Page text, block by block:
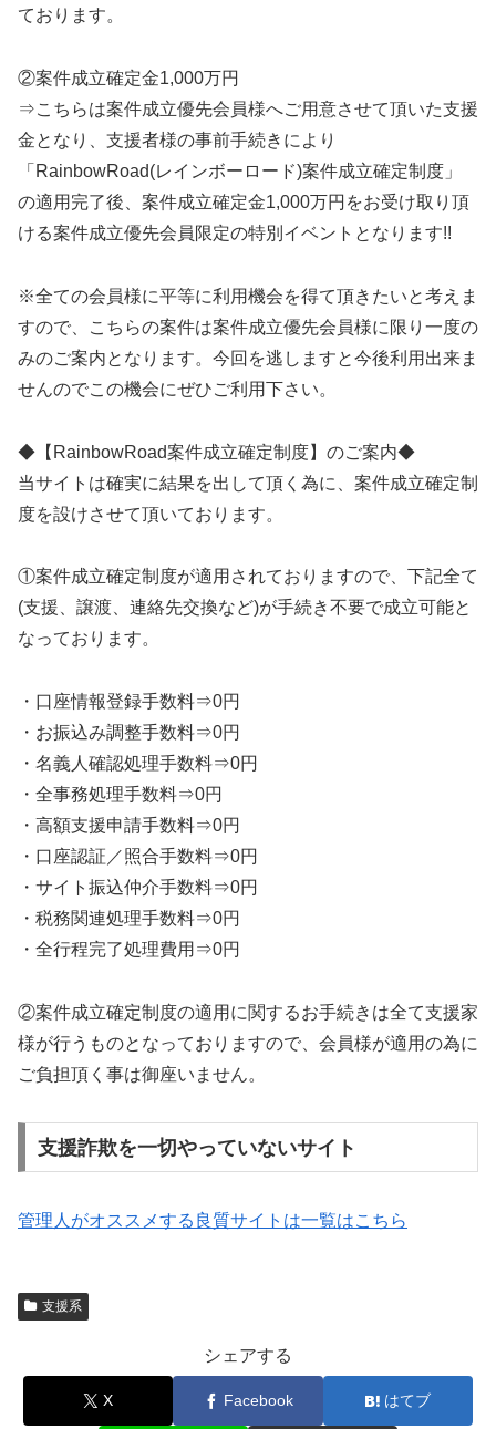
ております。
②案件成立確定金1,000万円
⇒こちらは案件成立優先会員様へご用意させて頂いた支援
金となり、支援者様の事前手続きにより
「RainbowRoad(レインボーロード)案件成立確定制度」
の適用完了後、案件成立確定金1,000万円をお受け取り頂
ける案件成立優先会員限定の特別イベントとなります!!
※全ての会員様に平等に利用機会を得て頂きたいと考えま
すので、こちらの案件は案件成立優先会員様に限り一度の
みのご案内となります。今回を逃しますと今後利用出来ま
せんのでこの機会にぜひご利用下さい。
◆【RainbowRoad案件成立確定制度】のご案内◆
当サイトは確実に結果を出して頂く為に、案件成立確定制
度を設けさせて頂いております。
①案件成立確定制度が適用されておりますので、下記全て
(支援、譲渡、連絡先交換など)が手続き不要で成立可能と
なっております。
・口座情報登録手数料⇒0円
・お振込み調整手数料⇒0円
・名義人確認処理手数料⇒0円
・全事務処理手数料⇒0円
・高額支援申請手数料⇒0円
・口座認証／照合手数料⇒0円
・サイト振込仲介手数料⇒0円
・税務関連処理手数料⇒0円
・全行程完了処理費用⇒0円
②案件成立確定制度の適用に関するお手続きは全て支援家
様が行うものとなっておりますので、会員様が適用の為に
ご負担頂く事は御座いません。
支援詐欺を一切やっていないサイト
管理人がオススメする良質サイトは一覧はこちら
支援系
シェアする
X Facebook はてブ